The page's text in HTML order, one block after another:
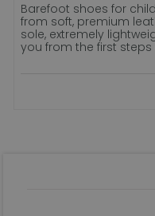
Barefoot shoes for
from soft, premium
sole, extremely
you from the first